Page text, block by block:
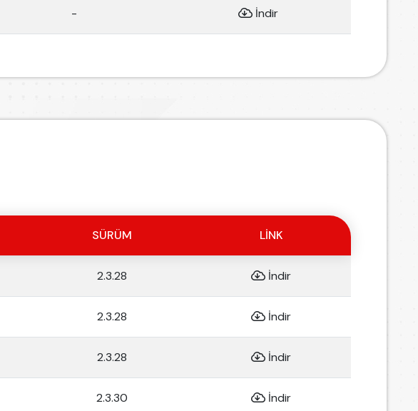
- İndir
SÜRÜM LINK
2.3.28 İndir
2.3.28 İndir
2.3.28 İndir
2.3.30 İndir